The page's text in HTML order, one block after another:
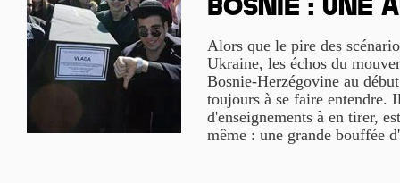
Bosnie : une
Alors que le pire des
Ukraine, les échos du
Bosnie-Herzégovine au
toujours à se faire entendre.
d'enseignements à en tirer,
même : une grande bouffée